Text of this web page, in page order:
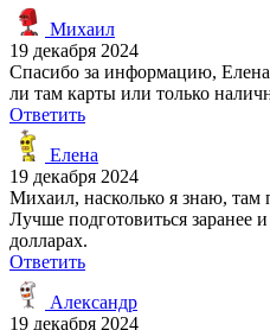
Михаил
19 декабря 2024
Спасибо за информацию,
ли там карты или только
Ответить
Елена
19 декабря 2024
Михаил, насколько я знаю,
Лучше подготовиться заранее
долларах.
Ответить
Александр
19 декабря 2024